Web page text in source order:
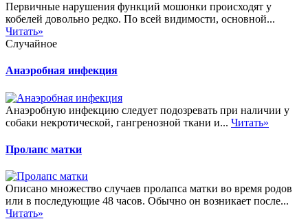
Первичные нарушения функций мошонки происходят у
кобелей довольно редко. По всей видимости, основной...
Читать»
Случайное
Анаэробная инфекция
Анаэробную инфекцию следует подозревать при наличии у
собаки некротической, гангренозной ткани и... Читать»
Пролапс матки
Описано множество случаев пролапса матки во время родов
или в последующие 48 часов. Обычно он возникает после...
Читать»